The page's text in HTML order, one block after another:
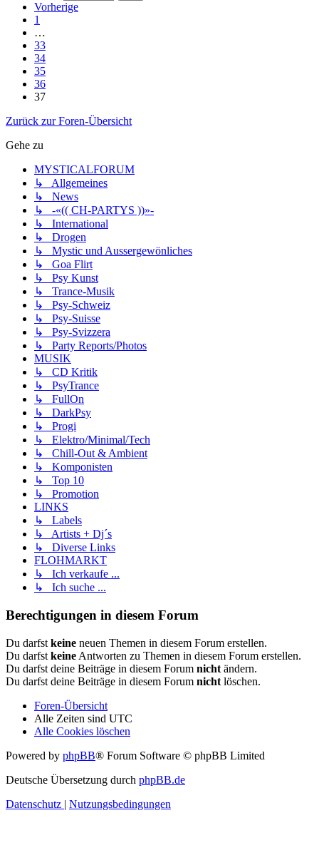
Vorherige
1
…
33
34
35
36
37
Zurück zur Foren-Übersicht
Gehe zu
MYSTICALFORUM
↳ Allgemeines
↳ News
↳ -«(( CH-PARTYS ))»-
↳ International
↳ Drogen
↳ Mystic und Aussergewönliches
↳ Goa Flirt
↳ Psy Kunst
↳ Trance-Musik
↳ Psy-Schweiz
↳ Psy-Suisse
↳ Psy-Svizzera
↳ Party Reports/Photos
MUSIK
↳ CD Kritik
↳ PsyTrance
↳ FullOn
↳ DarkPsy
↳ Progi
↳ Elektro/Minimal/Tech
↳ Chill-Out & Ambient
↳ Komponisten
↳ Top 10
↳ Promotion
LINKS
↳ Labels
↳ Artists + Dj´s
↳ Diverse Links
FLOHMARKT
↳ Ich verkaufe ...
↳ Ich suche ...
Berechtigungen in diesem Forum
Du darfst keine neuen Themen in diesem Forum erstellen.
Du darfst keine Antworten zu Themen in diesem Forum erstellen.
Du darfst deine Beiträge in diesem Forum nicht ändern.
Du darfst deine Beiträge in diesem Forum nicht löschen.
Foren-Übersicht
Alle Zeiten sind UTC
Alle Cookies löschen
Powered by phpBB® Forum Software © phpBB Limited
Deutsche Übersetzung durch phpBB.de
Datenschutz | Nutzungsbedingungen